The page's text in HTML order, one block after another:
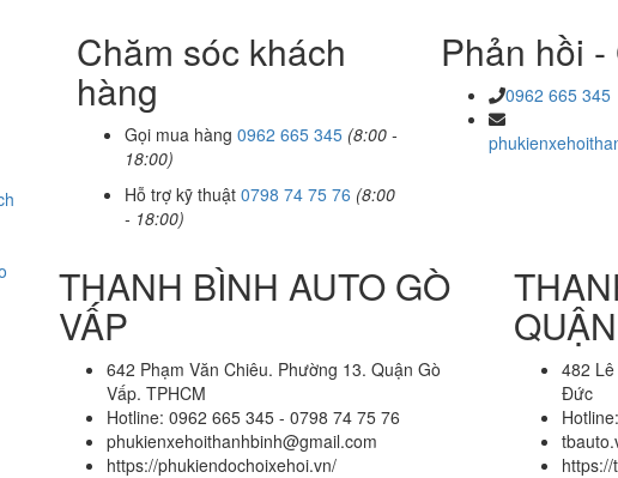
Chăm sóc khách
hàng
Gọi mua hàng 0962 665 345 (8:00 -
18:00)
Hỗ trợ kỹ thuật 0798 74 75 76 (8:00
- 18:00)
Phản hồi -
0962 665 345
THANH BÌNH AUTO GÒ
VẤP
642 Phạm Văn Chiêu. Phường 13. Quận Gò
Vấp. TPHCM
Hotline: 0962 665 345 - 0798 74 75 76
phukienxehoithanhbinh@gmail.com
https://phukiendochoixehoi.vn/
482
Đức